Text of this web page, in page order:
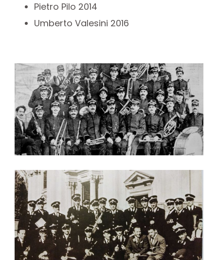
Pietro Pilo 2014
Umberto Valesini 2016